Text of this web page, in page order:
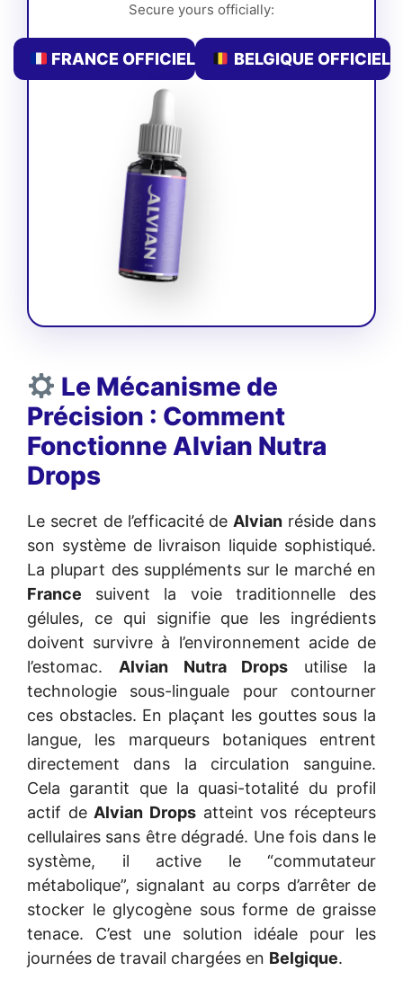
Secure yours officially:
FRANCE OFFICIEL BELGIQUE OFFICIEL
Le Mécanisme de
Précision : Comment
Fonctionne Alvian Nutra
Drops
Le secret de l’efficacité de Alvian réside dans
son système de livraison liquide sophistiqué.
La plupart des suppléments sur le marché en
France suivent la voie traditionnelle des
gélules, ce qui signifie que les ingrédients
doivent survivre à l’environnement acide de
l’estomac. Alvian Nutra Drops utilise la
technologie sous-linguale pour contourner
ces obstacles. En plaçant les gouttes sous la
langue, les marqueurs botaniques entrent
directement dans la circulation sanguine.
Cela garantit que la quasi-totalité du profil
actif de Alvian Drops atteint vos récepteurs
cellulaires sans être dégradé. Une fois dans le
système, il active le “commutateur
métabolique”, signalant au corps d’arrêter de
stocker le glycogène sous forme de graisse
tenace. C’est une solution idéale pour les
journées de travail chargées en Belgique.